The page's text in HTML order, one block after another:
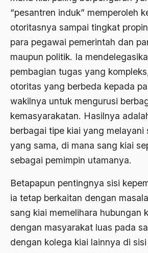
“pesantren induk” memperoleh
otoritasnya sampai tingkat
para pegawai pemerintah dan
maupun politik. Ia
pembagian tugas yang
otoritas yang berbeda kepada
wakilnya untuk mengurusi
kemasyarakatan. Hasilnya
berbagai tipe kiai yang melayani
yang sama, di mana sang kiai
sebagai pemimpin utamanya.
Betapapun pentingnya sisi
ia tetap berkaitan dengan
sang kiai memelihara hubungan
dengan masyarakat luas pada
dengan kolega kiai lainnya di
Ahmad Dhani
Ahmad Hasan Rurbi
Ahmad Khomeini
Ahmad Tirtisudiro
ahmad wahib
Ahmad Wahid
Ahmadiyah
AIDS
Airport
Airport Changi
Airport Noto Hadi Negoro
Ajaran AGama